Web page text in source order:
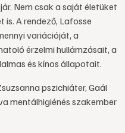
Nem csak a saját éle­tüket
is. A rendező, Lafosse
variációját, a
érzelmi hullámzásait, a
és kínos állapotait.
pszichiáter, Gaál
mentálhigiénés szakember